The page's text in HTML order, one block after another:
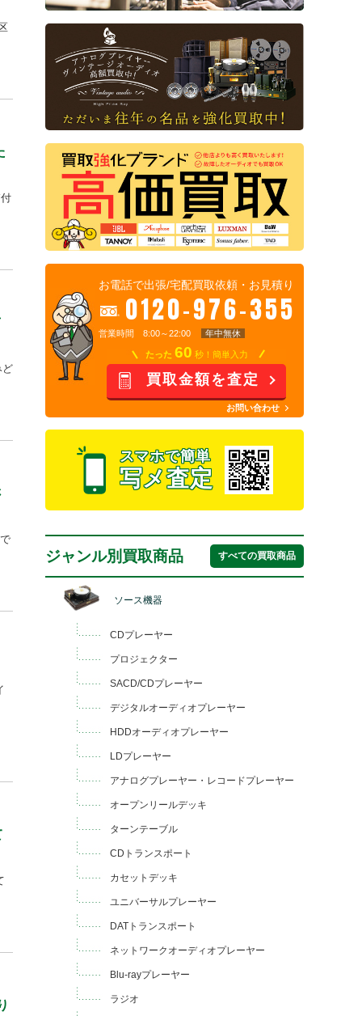
ど
お電話で出張/宅配買取依頼・お見積り
0120-976-355
営業時間 8:00～22:00 年中無休
たった 60 秒！簡単入力
買取金額を査定
お問い合わせ
スマホで簡単
写メ査定
ジャンル別買取商品 すべての買取商品
ソース機器
CDプレーヤー
プロジェクター
SACD/CDプレーヤー
デジタルオーディオプレーヤー
HDDオーディオプレーヤー
LDプレーヤー
アナログプレーヤー・レコードプレーヤー
オープンリールデッキ
ターンテーブル
CDトランスポート
カセットデッキ
ユニバーサルプレーヤー
DATトランスポート
ネットワークオーディオプレーヤー
Blu-rayプレーヤー
ラジオ